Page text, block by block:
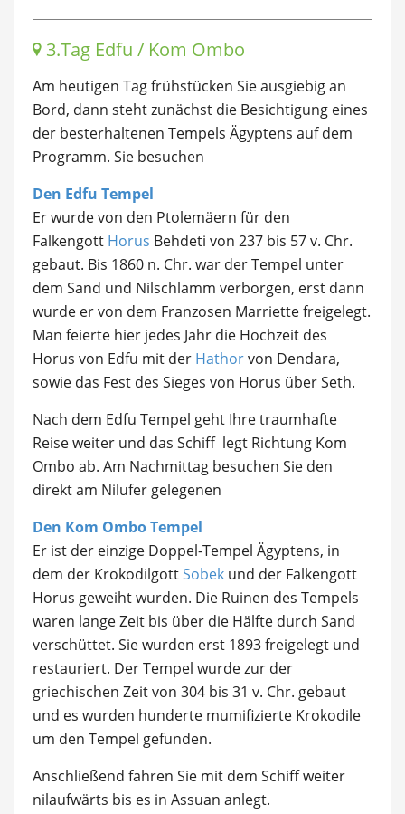
3.Tag Edfu / Kom Ombo
Am heutigen Tag frühstücken Sie ausgiebig an
Bord, dann steht zunächst die Besichtigung eines
der besterhaltenen Tempels Ägyptens auf dem
Programm. Sie besuchen
Den Edfu Tempel
Er wurde von den Ptolemäern für den
Falkengott Horus Behdeti von 237 bis 57 v. Chr.
gebaut. Bis 1860 n. Chr. war der Tempel unter
dem Sand und Nilschlamm verborgen, erst dann
wurde er von dem Franzosen Marriette freigelegt.
Man feierte hier jedes Jahr die Hochzeit des
Horus von Edfu mit der Hathorvon Dendara,
sowie das Fest des Sieges von Horus über Seth.
Nach dem Edfu Tempel geht Ihre traumhafte
Reise weiter und das Schiff legt Richtung Kom
Ombo ab. Am Nachmittag besuchen Sie den
direkt am Nilufer gelegenen
Den Kom Ombo Tempel
Er ist der einzige Doppel-Tempel Ägyptens, in
dem der KrokodilgottSobek und der Falkengott
Horus geweiht wurden. Die Ruinen des Tempels
waren lange Zeit bis über die Hälfte durch Sand
verschüttet. Sie wurden erst 1893 freigelegt und
restauriert. Der Tempel wurde zur der
griechischen Zeit von 304 bis 31 v. Chr. gebaut
und es wurden hunderte mumifizierte Krokodile
um den Tempel gefunden.
Anschließend fahren Sie mit dem Schiff weiter
nilaufwärts bis es in Assuan anlegt.